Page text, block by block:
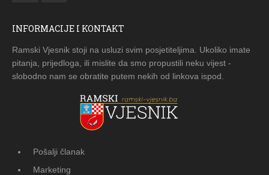
INFORMACIJE I KONTAKT
Ramski Vjesnik stoji na usluzi svim posjetiteljima. Ukoliko imate
pitanja, prijedloga, ili mislite da smo propustili neku vijest -
slobodno nam se obratite putem nekih od linkova ispod.
Pošalji članak
Marketing